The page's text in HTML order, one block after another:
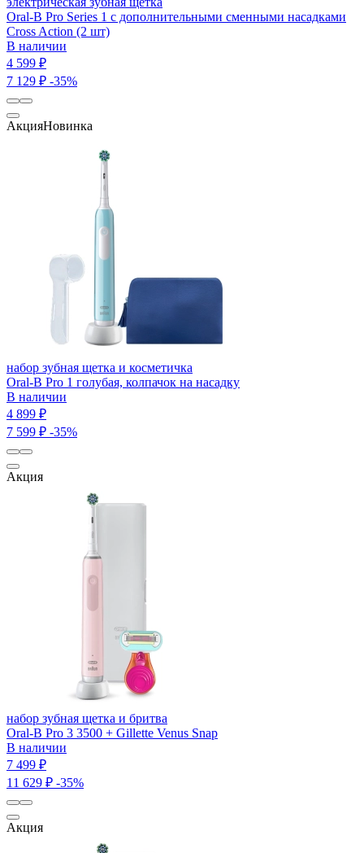
Oral-B Pro Series 1 с дополнительными сменными насадками
Cross Action (2 шт)
В наличии
4 599 ₽
7 129 ₽ -35%
АкцияНовинка
набор зубная щетка и косметичка
Oral-B Pro 1 голубая, колпачок на насадку
В наличии
4 899 ₽
7 599 ₽ -35%
Акция
набор зубная щетка и бритва
Oral-B Pro 3 3500 + Gillette Venus Snap
В наличии
7 499 ₽
11 629 ₽ -35%
Акция